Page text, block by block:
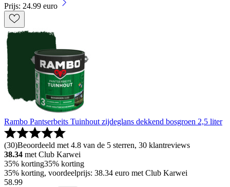
Prijs: 24.99 euro
Rambo Pantserbeits Tuinhout zijdeglans dekkend bosgroen 2,5 liter
(30)Beoordeeld met 4.8 van de 5 sterren, 30 klantreviews
38.34 met Club Karwei
35% korting35% korting
35% korting, voordeelprijs: 38.34 euro met Club Karwei
58.99